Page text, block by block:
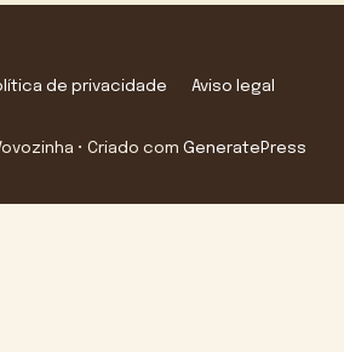
de privacidade Aviso legal
• Criado com GeneratePress